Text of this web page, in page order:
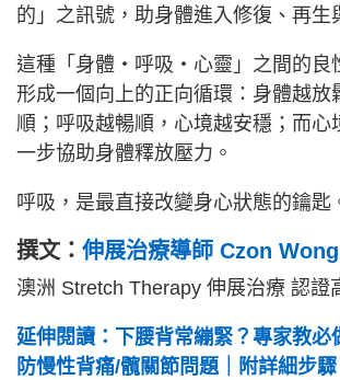
的」之訊號，助身體進入修復、再生
這種「身體・呼吸・心靈」之間的良
形成一個向上的正向循環：身體越放
順；呼吸越暢順，心境越安穩；而心
一步協助身體釋放壓力。
呼吸，是最直接改變身心狀態的鑰匙
撰文： 伸展治療導師 Czon Wong
澳洲 Stretch Therapy 伸展治療 認證
延伸閱讀：下腰背常繃緊？專家教必
防慢性背痛/髖關節問題｜附詳細步驟